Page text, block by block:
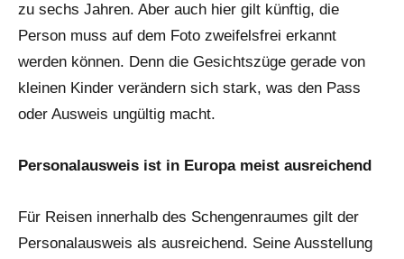
zu sechs Jahren. Aber auch hier gilt künftig, die
Person muss auf dem Foto zweifelsfrei erkannt
werden können. Denn die Gesichtszüge gerade von
kleinen Kinder verändern sich stark, was den Pass
oder Ausweis ungültig macht.
Personalausweis ist in Europa meist ausreichend
Für Reisen innerhalb des Schengenraumes gilt der
Personalausweis als ausreichend. Seine Ausstellung